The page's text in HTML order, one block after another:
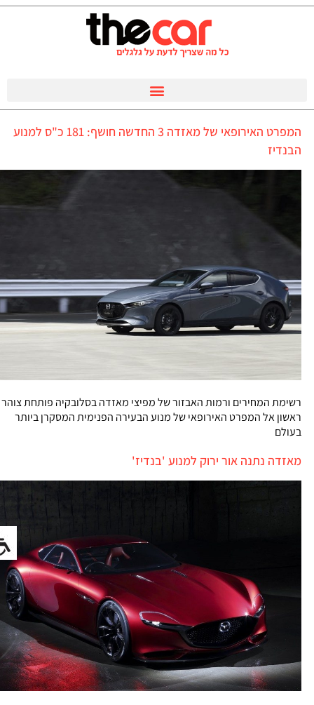
המפרט האירופאי של מאזדה 3 החדשה חושף: 181 כ"ס למנוע
הבנדיז
רשימת המחירים ורמות האבזור של מפיצי מאזדה בסלובקיה פותחת צוהר
ראשון אל המפרט האירופאי של מנוע הבעירה הפנימית המסקרן ביותר
בעולם
מאזדה נתנה אור ירוק למנוע 'בנדיז'